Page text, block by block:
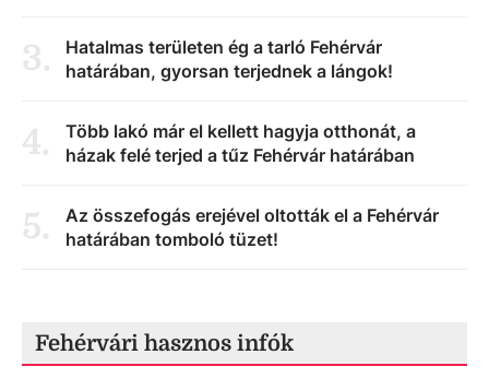
3.
Hatalmas területen ég a tarló Fehérvár
határában, gyorsan terjednek a lángok!
4.
Több lakó már el kellett hagyja otthonát, a
házak felé terjed a tűz Fehérvár határában
5.
Az összefogás erejével oltották el a Fehérvár
határában tomboló tüzet!
Fehérvári hasznos infók